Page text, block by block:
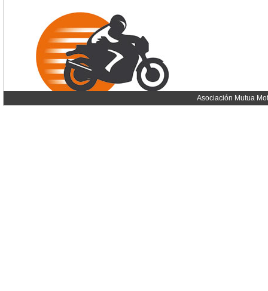
Asociación Mutua